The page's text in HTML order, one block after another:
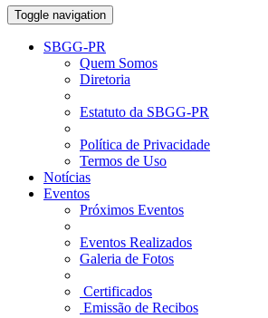
Toggle navigation
SBGG-PR
Quem Somos
Diretoria
Estatuto da SBGG-PR
Política de Privacidade
Termos de Uso
Notícias
Eventos
Próximos Eventos
Eventos Realizados
Galeria de Fotos
Certificados
Emissão de Recibos